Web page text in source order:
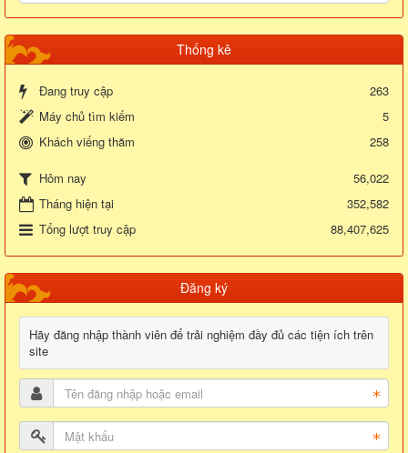
Thống kê
Đang truy cập
263
Máy chủ tìm kiếm
5
Khách viếng thăm
258
Hôm nay
56,022
Tháng hiện tại
352,582
Tổng lượt truy cập
88,407,625
Đăng ký
Hãy đăng nhập thành viên để trải nghiệm đầy đủ các tiện ích trên
site